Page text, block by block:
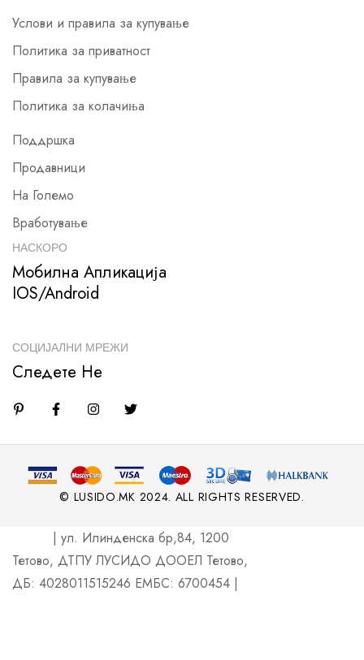
Услови и правила за купување
Политика за приватност
Правила за купување
Политика за колачиња
Поддршка
Продавници
На Големо
Вработување
НАСКОРО
Мобилна Апликација
IOS/Android
СОЦИЈАЛНИ МРЕЖИ
Следете Не
© LUSIDO.MK 2024. ALL RIGHTS RESERVED.
| ул. Илинденска бр,84, 1200
Тетово, ДТПУ ЛУСИДО ДООЕЛ Тетово,
ДБ: 4028011515246 ЕМБС: 6700454 |